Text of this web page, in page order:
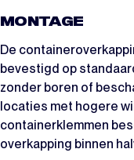
MONTAGE
De
bevestigd op
zonder boren of
locaties met hogere
containerklemmen
overkapping binnen